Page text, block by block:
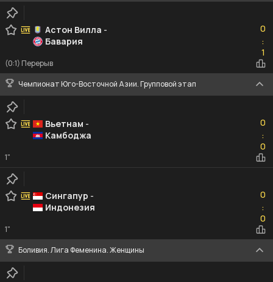
Астон Вилла -
Бавария
0
:1
1
(0:1) Перерыв
Чемпионат Юго-Восточной Азии. Групповой этап
Вьетнам -
Камбоджа
0
:0
0
1"
Сингапур -
Индонезия
0
:0
0
1"
Боливия. Лига Феменина. Женщины